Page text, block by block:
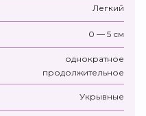
Легкий
0 — 5 см
однократное
продолжительное
Укрывные